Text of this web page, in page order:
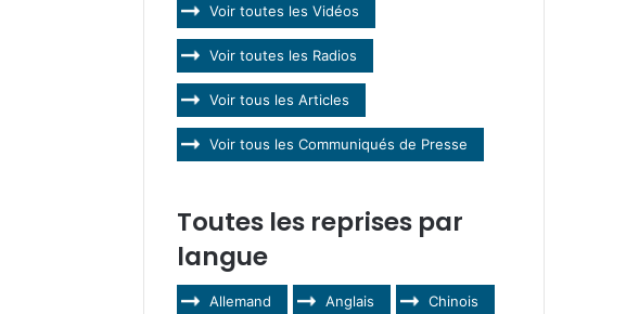
Voir toutes les Vidéos
Voir toutes les Radios
Voir tous les Articles
Voir tous les Communiqués de Presse
Toutes les reprises par
langue
Allemand Anglais Chinois